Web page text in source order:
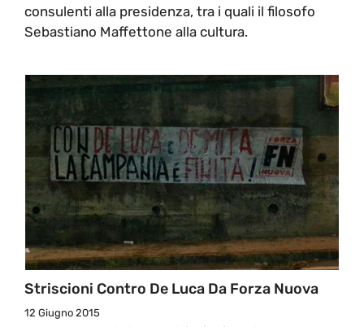
consulenti alla presidenza, tra i quali il filosofo
Sebastiano Maffettone alla cultura.
Striscioni Contro De Luca Da Forza Nuova
12 Giugno 2015